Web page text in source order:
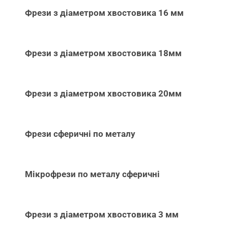
Фрези з діаметром хвостовика 16 мм
Фрези з діаметром хвостовика 18мм
Фрези з діаметром хвостовика 20мм
Фрези сферичні по металу
Мікрофрези по металу сферичні
Фрези з діаметром хвостовика 3 мм